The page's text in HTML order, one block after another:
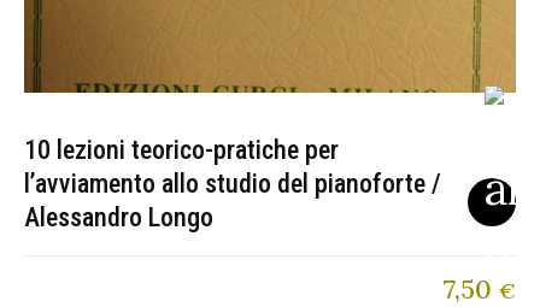
10 lezioni teorico-pratiche per
l’avviamento allo studio del pianoforte /
Alessandro Longo
7,50 €